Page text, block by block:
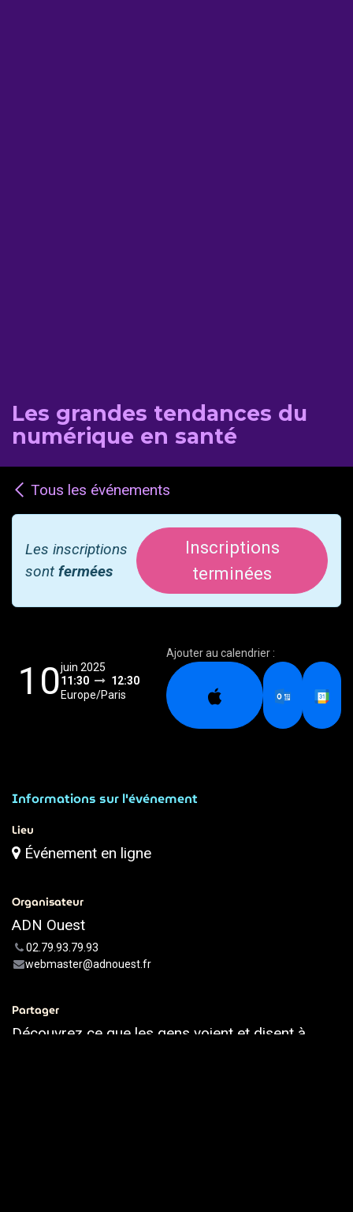
Les grandes tendances du
numérique en santé
Tous les événements
Les inscriptions
sont fermées
Inscriptions
terminées
10juin 2025
11:30
12:30
Europe/Paris
Ajouter au calendrier :
Informations sur l'événement
Lieu
Événement en ligne
Organisateur
ADN Ouest
02.79.93.79.93
webmaster@adnouest.fr
Partager
Découvrez ce que les gens voient et disent à